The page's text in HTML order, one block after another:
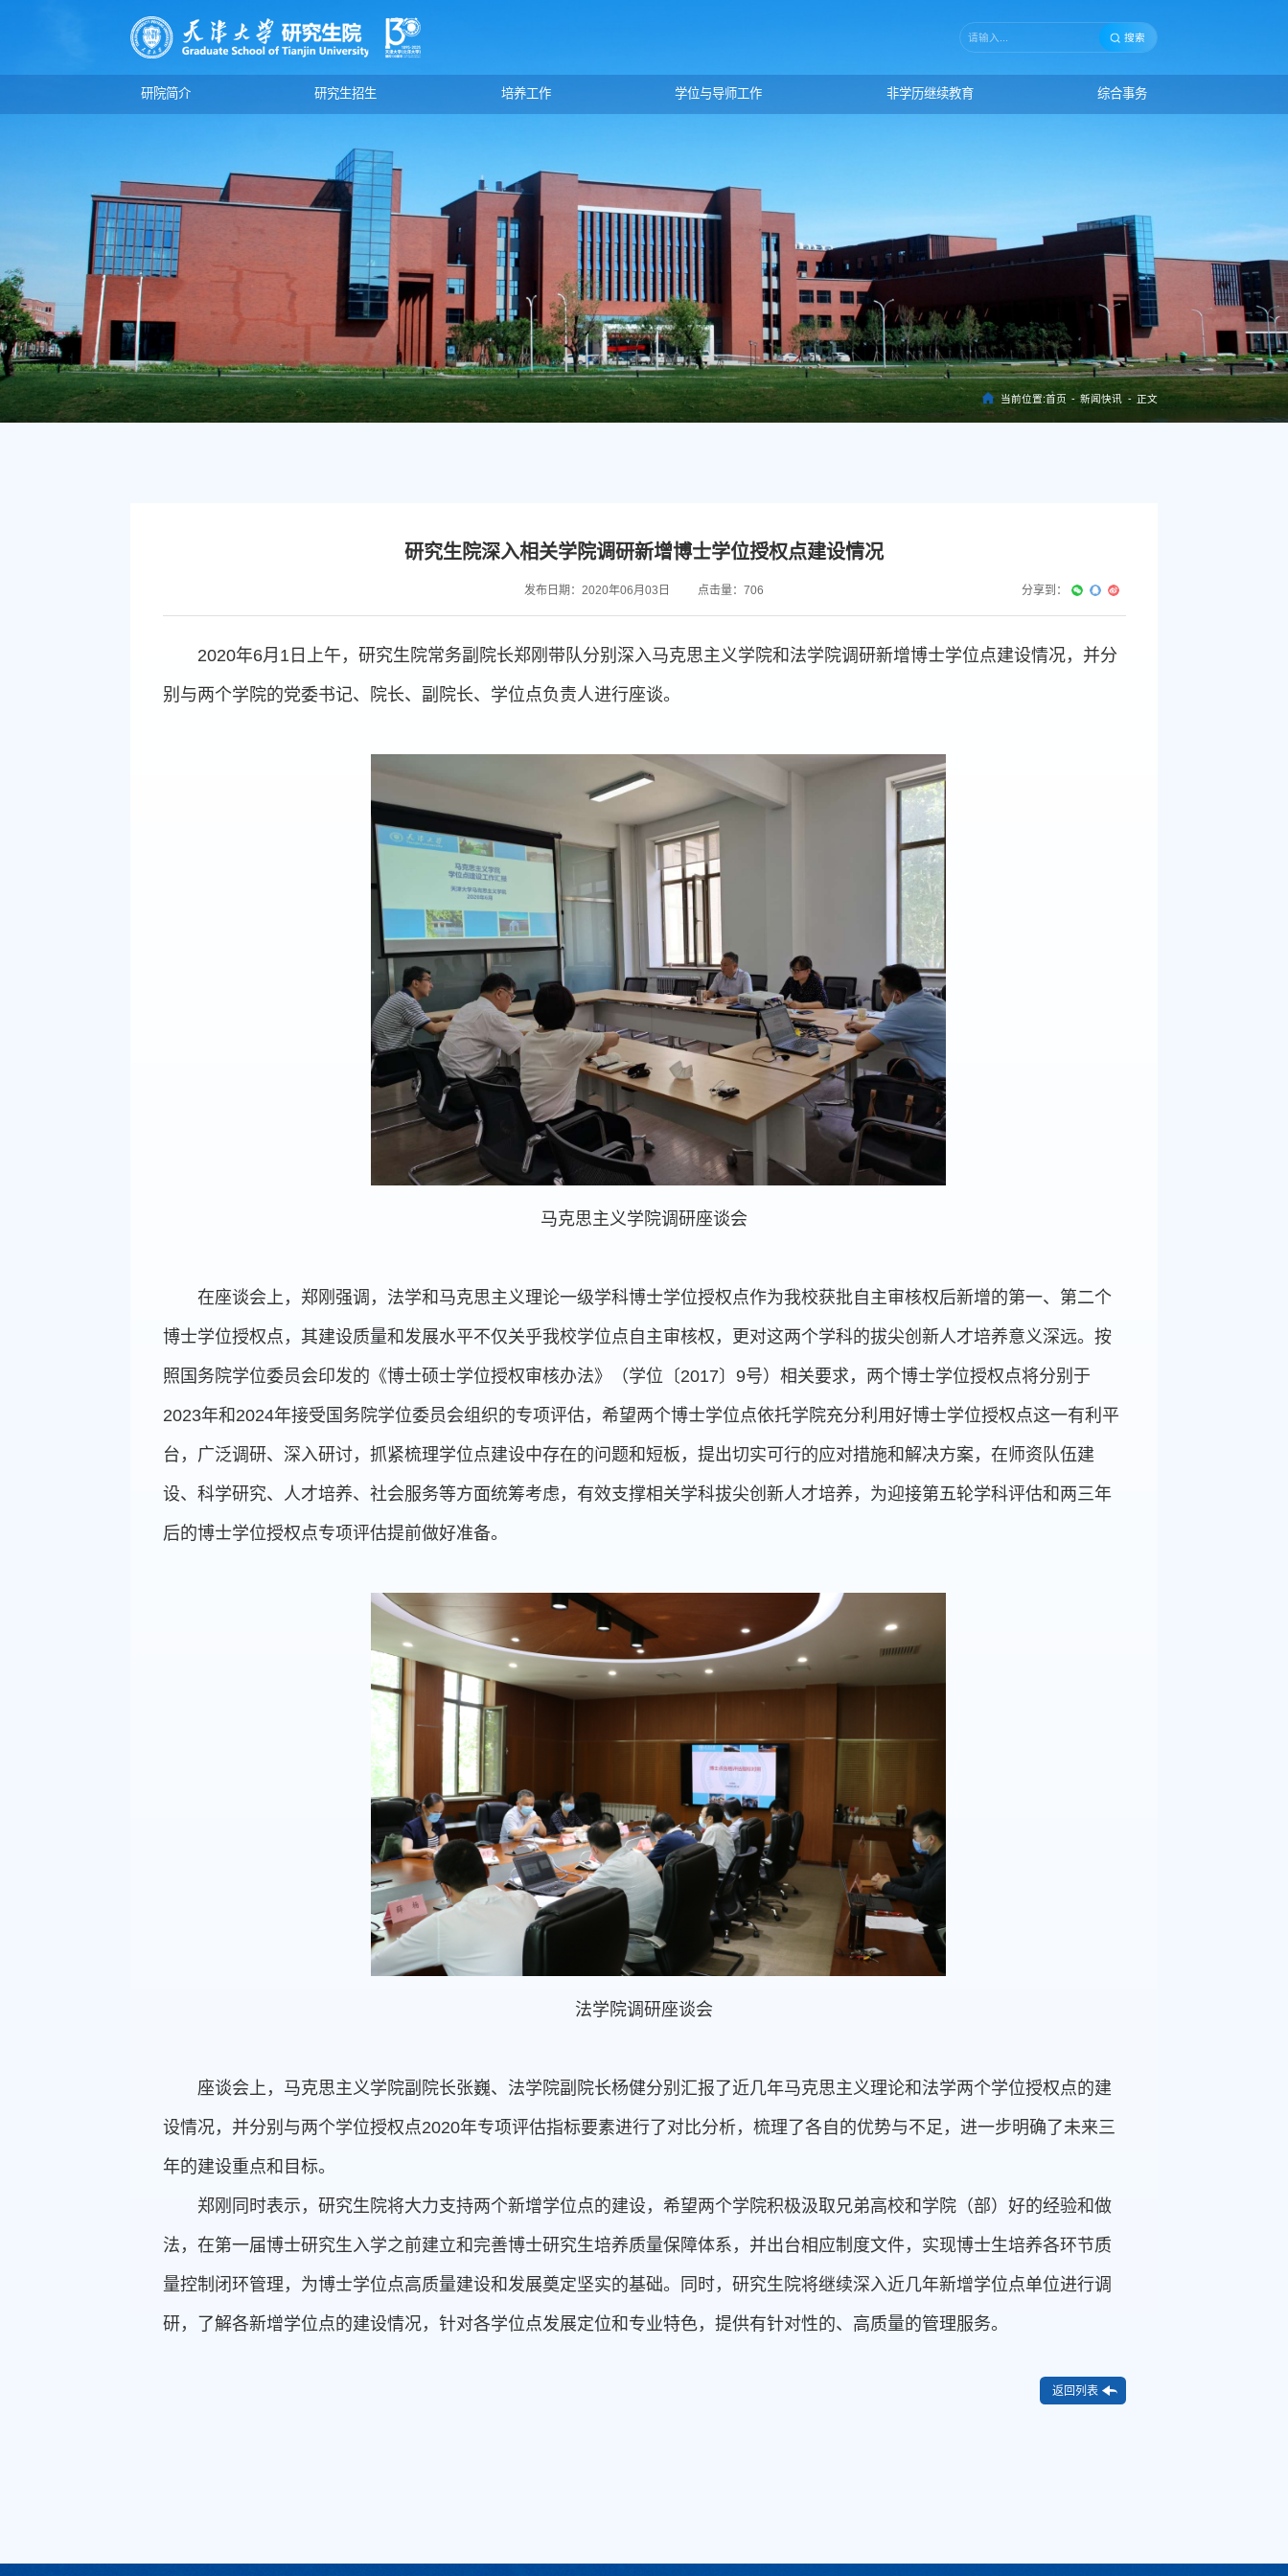
搜索
研院简介 研究生招生 培养工作 学位与导师工作 非学历继续教育 综合事务
当前位置:首页 - 新闻快讯 - 正文
研究生院深入相关学院调研新增博士学位授权点建设情况
发布日期：2020年06月03日 点击量：706 分享到：
2020年6月1日上午，研究生院常务副院长郑刚带队分别深入马克思主义学院和法学院调研新增博士学位点建设情况，并分
别与两个学院的党委书记、院长、副院长、学位点负责人进行座谈。
马克思主义学院调研座谈会
在座谈会上，郑刚强调，法学和马克思主义理论一级学科博士学位授权点作为我校获批自主审核权后新增的第一、第二个
博士学位授权点，其建设质量和发展水平不仅关乎我校学位点自主审核权，更对这两个学科的拔尖创新人才培养意义深远。按
照国务院学位委员会印发的《博士硕士学位授权审核办法》（学位〔2017〕9号）相关要求，两个博士学位授权点将分别于
2023年和2024年接受国务院学位委员会组织的专项评估，希望两个博士学位点依托学院充分利用好博士学位授权点这一有利平
台，广泛调研、深入研讨，抓紧梳理学位点建设中存在的问题和短板，提出切实可行的应对措施和解决方案，在师资队伍建
设、科学研究、人才培养、社会服务等方面统筹考虑，有效支撑相关学科拔尖创新人才培养，为迎接第五轮学科评估和两三年
后的博士学位授权点专项评估提前做好准备。
法学院调研座谈会
座谈会上，马克思主义学院副院长张巍、法学院副院长杨健分别汇报了近几年马克思主义理论和法学两个学位授权点的建
设情况，并分别与两个学位授权点2020年专项评估指标要素进行了对比分析，梳理了各自的优势与不足，进一步明确了未来三
年的建设重点和目标。
郑刚同时表示，研究生院将大力支持两个新增学位点的建设，希望两个学院积极汲取兄弟高校和学院（部）好的经验和做
法，在第一届博士研究生入学之前建立和完善博士研究生培养质量保障体系，并出台相应制度文件，实现博士生培养各环节质
量控制闭环管理，为博士学位点高质量建设和发展奠定坚实的基础。同时，研究生院将继续深入近几年新增学位点单位进行调
研，了解各新增学位点的建设情况，针对各学位点发展定位和专业特色，提供有针对性的、高质量的管理服务。
返回列表